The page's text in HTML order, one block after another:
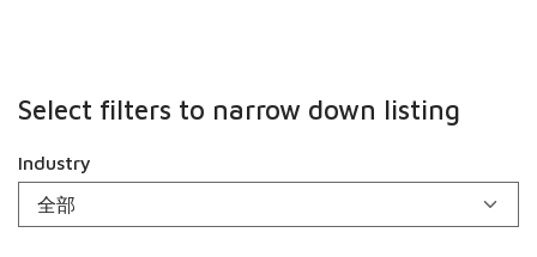
Select filters to narrow down listing
Industry